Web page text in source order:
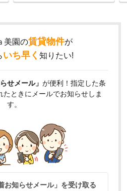
美園の賃貸物件が
いち早く 知りたい!
せメール」 が便利！指定した条
ときにメールでお知らせしま
す。
お知らせメール」を受け取る